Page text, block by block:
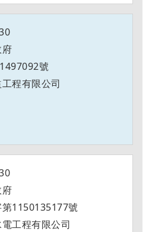
號
程有限公司
第1150135177號
工程有限公司